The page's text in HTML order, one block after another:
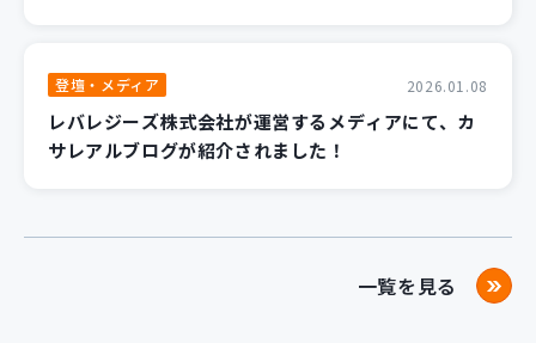
登壇・メディア 2026.01.08
レバレジーズ株式会社が運営するメディアにて、カ
サレアルブログが紹介されました！
一覧を見る